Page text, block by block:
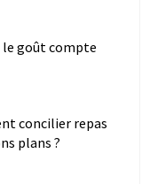
le goût compte
concilier repas
plans ?